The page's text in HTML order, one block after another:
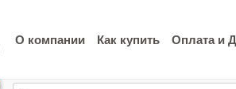
О компании Как купить Оплата и